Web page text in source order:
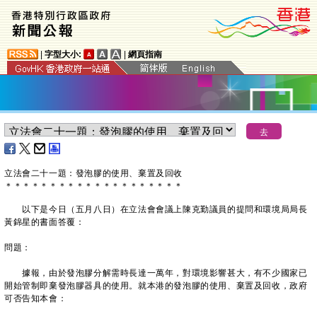
字型大小: 網頁指南
立法會二十一題：發泡膠的使用、棄置及回收
＊ ＊ ＊ ＊ ＊ ＊ ＊ ＊ ＊ ＊ ＊ ＊ ＊ ＊ ＊ ＊ ＊ ＊ ＊ ＊
以下是今日（五月八日）在立法會會議上陳克勤議員的提問和環境局局長
黃錦星的書面答覆：
問題：
據報，由於發泡膠分解需時長達一萬年，對環境影響甚大，有不少國家已
開始管制即棄發泡膠器具的使用。就本港的發泡膠的使用、棄置及回收，政府
可否告知本會：